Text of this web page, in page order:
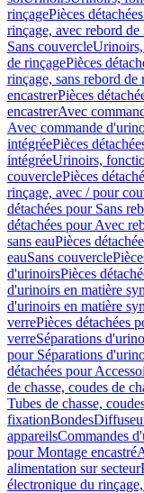
rinçagePièces
rinçage, avec rebord de
Sans couvercleUrinoirs,
de rinçagePièces
rinçage, sans rebord de
encastrerPièces
encastrerAvec
Avec commande
intégréePièces
intégréeUrinoirs,
couverclePièces
rinçage, avec / pour
détachées pour Sans
détachées pour Avec
sans eauPièces
eauSans couvercle
d'urinoirsPièces
d'urinoirs en matière
d'urinoirs en matière
verrePièces détachées
verreSéparations
pour Séparations
détachées pour
de chasse, coudes de
Tubes de chasse,
fixationBondes
appareilsCommandes
pour Montage encastré
alimentation sur secteur
électronique du